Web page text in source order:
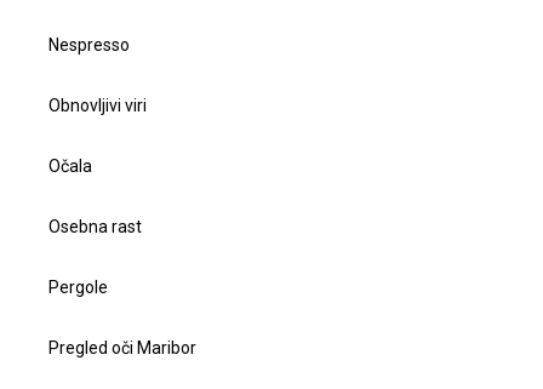
Nespresso
Obnovljivi viri
Očala
Osebna rast
Pergole
Pregled oči Maribor